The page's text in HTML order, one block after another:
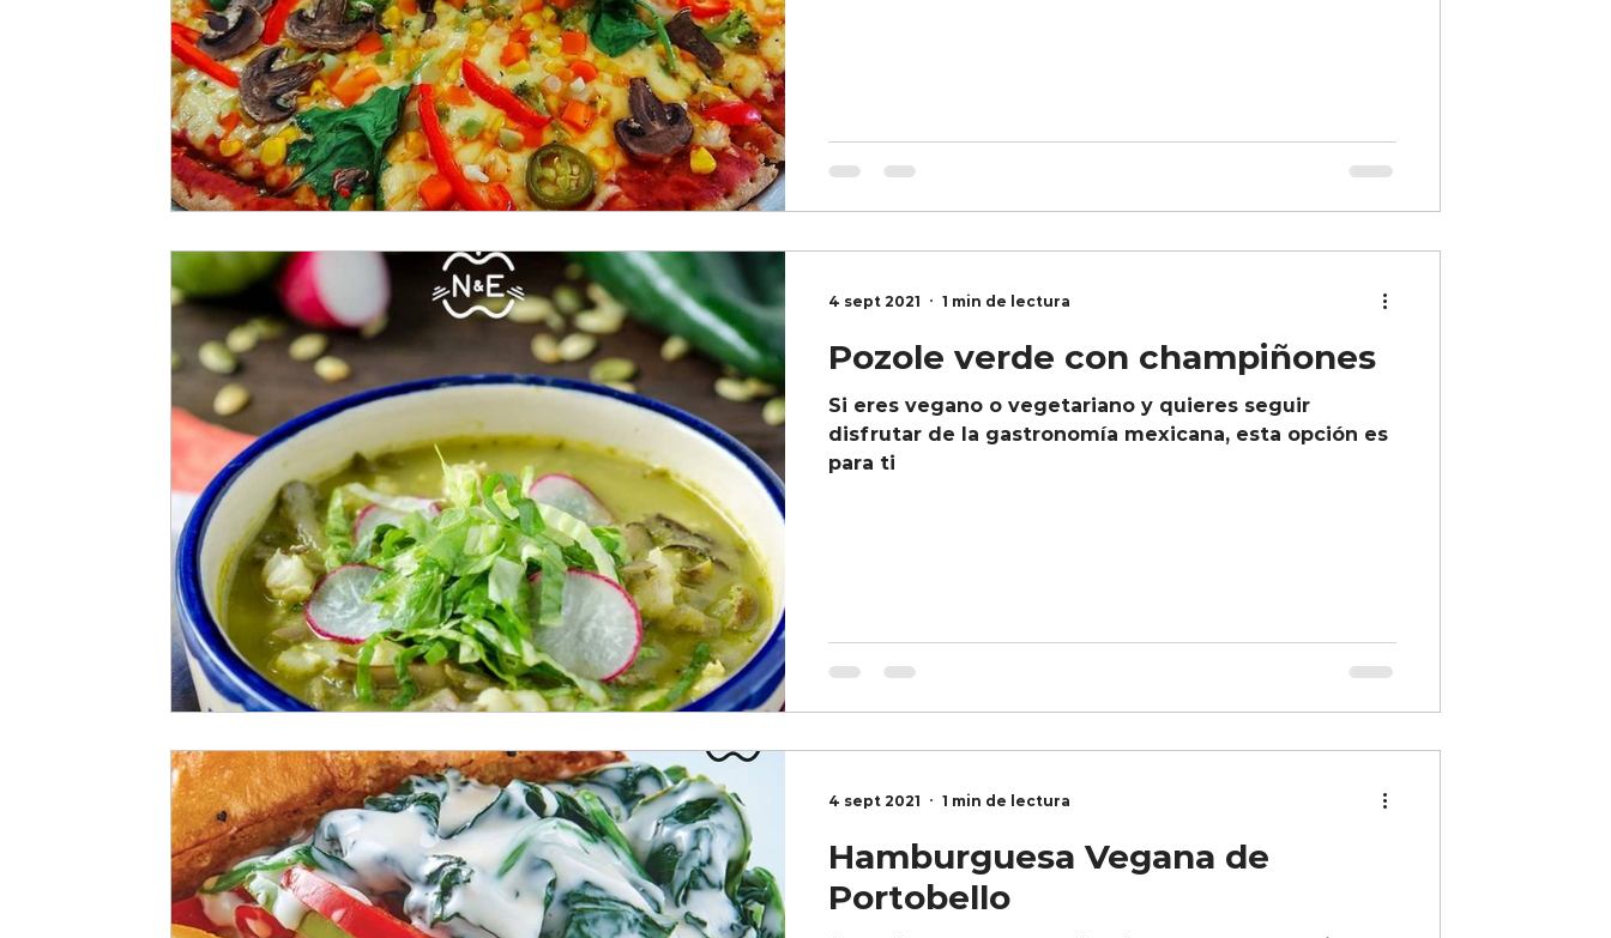
Pozole verde con champiñones
Si eres vegano o vegetariano y quieres seguir
disfrutar de la gastronomía mexicana, esta opción es
para ti
4 sept 2021 1 min de lectura
Hamburguesa Vegana de
Portobello
4 sept 2021 1 min de lectura